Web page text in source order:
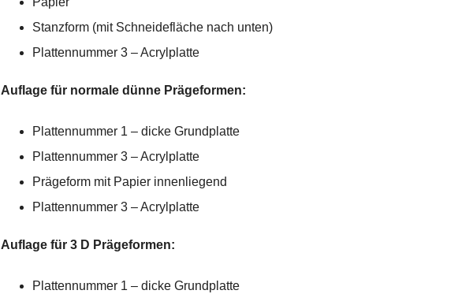
Stanzform (mit Schneidefläche nach unten)
Plattennummer 3 – Acrylplatte
Auflage für normale dünne Prägeformen:
Plattennummer 1 – dicke Grundplatte
Plattennummer 3 – Acrylplatte
Prägeform mit Papier innenliegend
Plattennummer 3 – Acrylplatte
Auflage für 3 D Prägeformen:
Plattennummer 1 – dicke Grundplatte